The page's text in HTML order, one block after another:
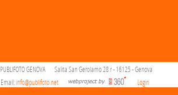
PUBLIFOTO GENOVA
Salita San Gerolamo 28 r - 16125 - Genova
Email:info@publifoto.net Login